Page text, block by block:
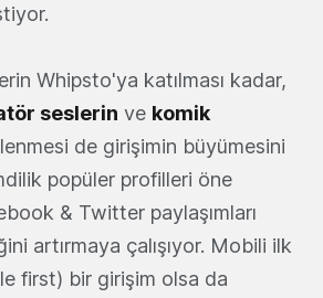
Whipsto'ya katılması kadar,
seslerin ve komik
de girişimin büyümesini
popüler profilleri öne
& Twitter paylaşımları
artırmaya çalışıyor. Mobili ilk
first) bir girişim olsa da